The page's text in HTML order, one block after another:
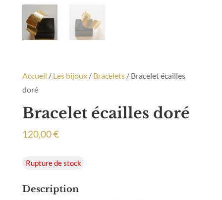
Accueil / Les bijoux/ Bracelets/ Bracelet écailles
doré
Bracelet écailles doré
120,00€
Rupture de stock
Description